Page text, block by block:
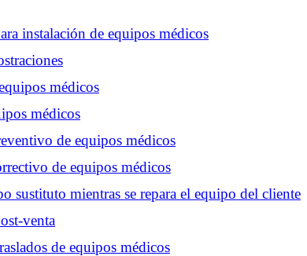
instalación de equipos médicos
médicos
médicos
de equipos médicos
de equipos médicos
sustituto mientras se repara el equipo del cliente
venta
de equipos médicos